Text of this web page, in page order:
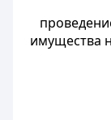
имущества